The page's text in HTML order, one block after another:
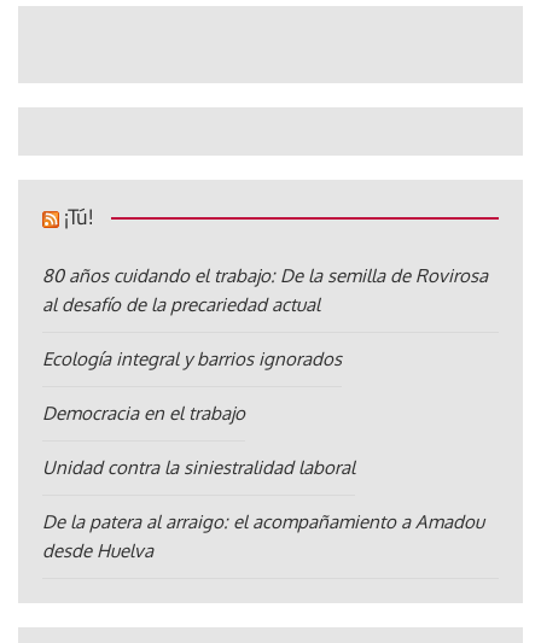
¡Tú!
80 años cuidando el trabajo: De la semilla de Rovirosa
al desafío de la precariedad actual
Ecología integral y barrios ignorados
Democracia en el trabajo
Unidad contra la siniestralidad laboral
De la patera al arraigo: el acompañamiento a Amadou
desde Huelva